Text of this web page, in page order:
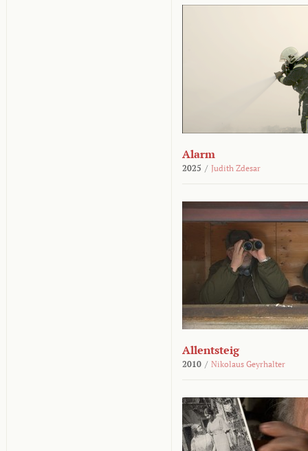
Alarm
2025 / Judith Zdesar
Allentsteig
2010 / Nikolaus Geyrhalter